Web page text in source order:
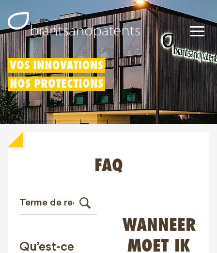
Brevets
Marques
Modèles
Contact
VOS INNOVATIONS
NOS PROTECTIONS
FAQ
Qu’est-ce
WANNEER
MOET IK